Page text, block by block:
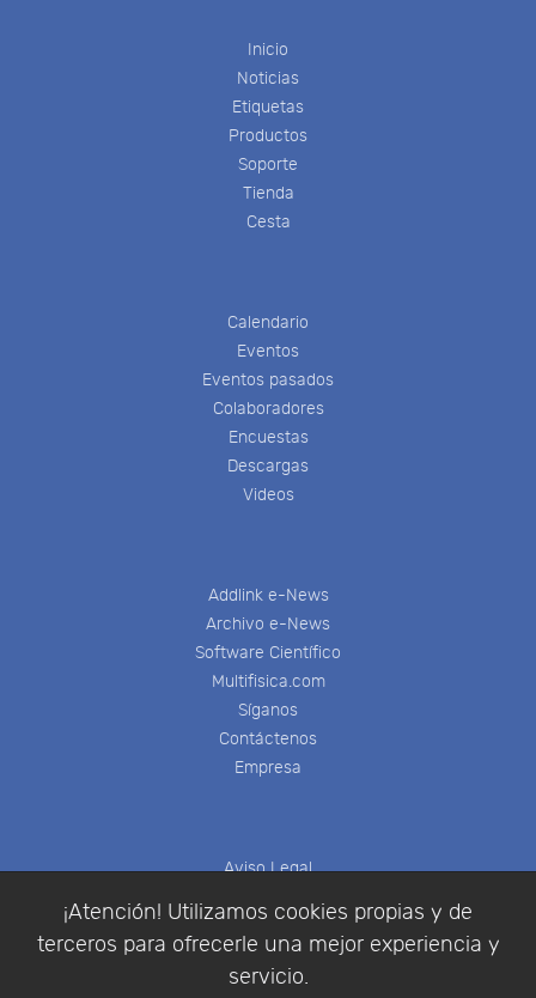
¡Atención! Utilizamos cookies propias y de
terceros para ofrecerle una mejor experiencia y
servicio.
Inicio
Noticias
Etiquetas
Productos
Soporte
Tienda
Cesta
Calendario
Eventos
Eventos pasados
Colaboradores
Encuestas
Descargas
Videos
Addlink e-News
Archivo e-News
Software Científico
Multifisica.com
Síganos
Contáctenos
Empresa
Aviso Legal
Política de Privacidad
Condiciones de compra
Identificarse